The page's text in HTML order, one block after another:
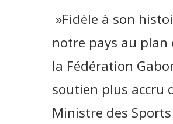
»Fidèle à son
notre pays au
la Fédération
soutien plus accru
Ministre des